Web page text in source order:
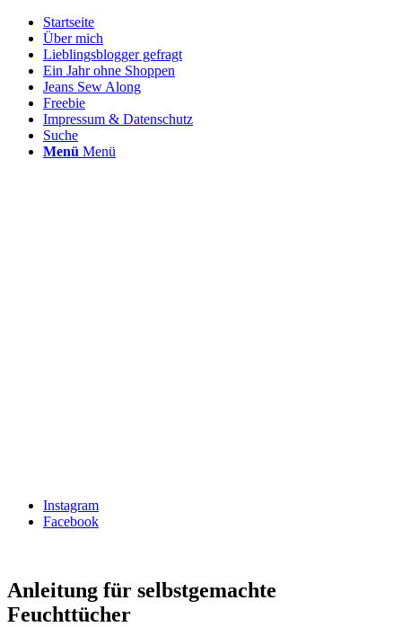
Startseite
Über mich
Lieblingsblogger gefragt
Ein Jahr ohne Shoppen
Jeans Sew Along
Freebie
Impressum & Datenschutz
Suche
Menü Menü
Instagram
Facebook
Anleitung für selbstgemachte
Feuchttücher